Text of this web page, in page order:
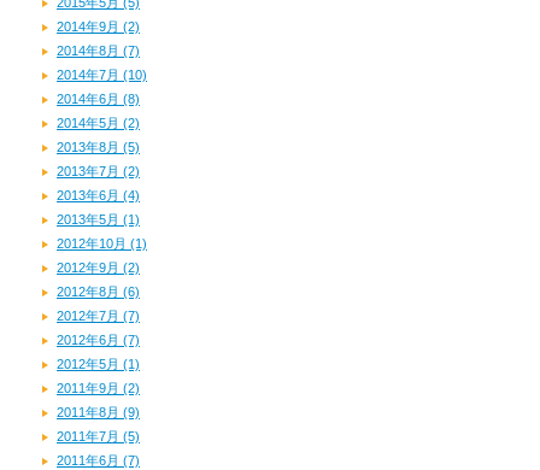
2014年9月 (2)
2014年8月 (7)
2014年7月 (10)
2014年6月 (8)
2014年5月 (2)
2013年8月 (5)
2013年7月 (2)
2013年6月 (4)
2013年5月 (1)
2012年10月 (1)
2012年9月 (2)
2012年8月 (6)
2012年7月 (7)
2012年6月 (7)
2012年5月 (1)
2011年9月 (2)
2011年8月 (9)
2011年7月 (5)
2011年6月 (7)